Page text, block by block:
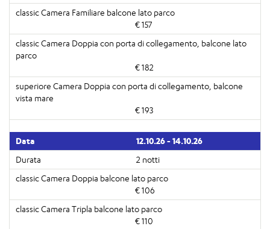
€ 157
€ 182
€ 193
12.10.26 - 14.10.26
2 notti
€ 106
€ 110